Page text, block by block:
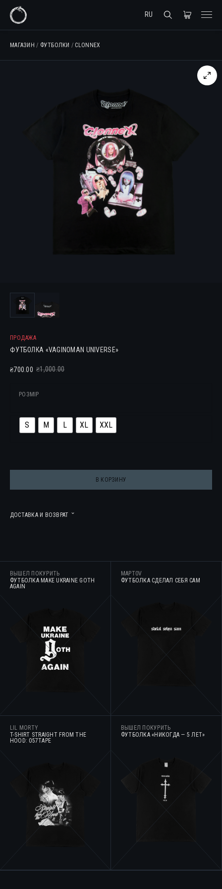
RU
МАГАЗИН / ФУТБОЛКИ / CLONNEX
ПРОДАЖА
ФУТБОЛКА «VAGINOMAN UNIVERSE»
₴1,000.00
₴700.00
РОЗМІР
S M L XL XXL
В КОРЗИНУ
ДОСТАВКА И ВОЗВРАТ
ВЫШЕЛ ПОКУРИТЬ
ФУТБОЛКА MAKE UKRAINE GOTH
AGAIN
MAPT0V
ФУТБОЛКА СДЕЛАЛ СЕБЯ САМ
LIL MORTY
T-SHIRT STRAIGHT FROM THE
HOOD: 057TAPE
ВЫШЕЛ ПОКУРИТЬ
ФУТБОЛКА «НИКОГДА — 5 ЛЕТ»